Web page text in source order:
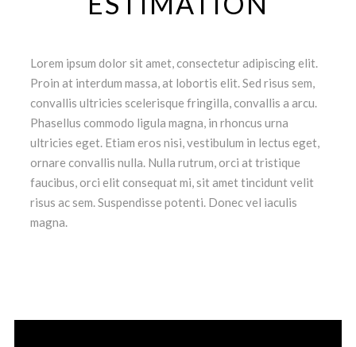
Lorem ipsum dolor sit amet, consectetur adipiscing elit.
Proin at interdum massa, at lobortis elit. Sed risus sem,
convallis ultricies scelerisque fringilla, convallis a arcu.
Phasellus commodo ligula magna, in rhoncus urna
ultricies eget. Etiam eros nisi, vestibulum in lectus eget,
ornare convallis nulla. Nulla rutrum, orci at tristique
faucibus, orci elit consequat mi, sit amet tincidunt velit
risus ac sem. Suspendisse potenti. Donec vel iaculis
magna.